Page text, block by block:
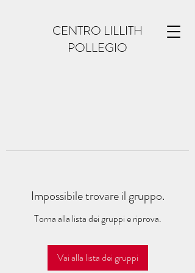
CENTRO LILLITH
POLLEGIO
Impossibile trovare il gruppo.
Torna alla lista dei gruppi e riprova.
Vai alla lista dei gruppi